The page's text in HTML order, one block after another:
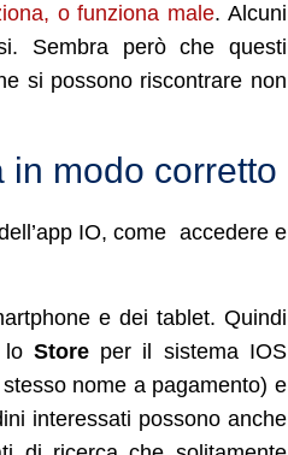
o funziona male. Alcuni
Sembra però che questi
si possono riscontrare non
in modo corretto
IO, come accedere e
e dei tablet. Quindi
loStore per il sistema IOS
nome a pagamento) e
interessati possono anche